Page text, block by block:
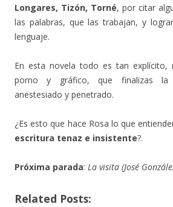
Longares, Tizón, Torné, por citar
las palabras, que las trabajan, y
lenguaje.
En esta novela todo es tan
porno y gráfico, que finalizas la
anestesiado y penetrado.
¿Es esto que hace Rosa lo que
escritura tenaz e insistente?.
Próxima parada: La visita (José
Related Posts: